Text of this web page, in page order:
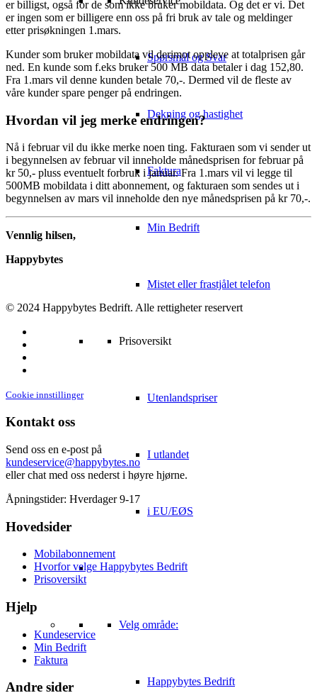
Spørsmål og Svar
Dekning og hastighet
Faktura
Min Bedrift
Mistet eller frastjålet telefon
Prisoversikt
Utenlandspriser
I utlandet
i EU/EØS
Velg område:
Happybytes Bedrift
er billigst, også for de som ikke bruker mobildata. Og det er vi. Det
er ingen som er billigere enn oss på fri bruk av tale og meldinger
etter prisøkningen 1.mars.
Kunder som bruker mobildata vil derimot oppleve at totalprisen går
ned. En kunde som f.eks bruker 500 MB data betaler i dag 152,80.
Fra 1.mars vil denne kunden betale 70,-. Dermed vil de fleste av
våre kunder spare penger på endringen.
Hvordan vil jeg merke endringen?
Nå i februar vil du ikke merke noen ting. Fakturaen som vi sender ut
i begynnelsen av februar vil inneholde månedsprisen for februar på
kr 50,- pluss eventuelt forbruk i januar. Fra 1.mars vil vi legge til
500MB mobildata i ditt abonnement, og fakturaen som sendes ut i
begynnelsen av mars vil inneholde den nye månedsprisen på kr 70,-.
Vennlig hilsen,
Happybytes
© 2024 Happybytes Bedrift. Alle rettigheter reservert
Cookie innstillinger
Kontakt oss
Send oss en e-post på
kundeservice@happybytes.no
eller chat med oss nederst i høyre hjørne.
Åpningstider: Hverdager 9-17
Hovedsider
Mobilabonnement
Hvorfor velge Happybytes Bedrift
Prisoversikt
Hjelp
Kundeservice
Min Bedrift
Faktura
Andre sider